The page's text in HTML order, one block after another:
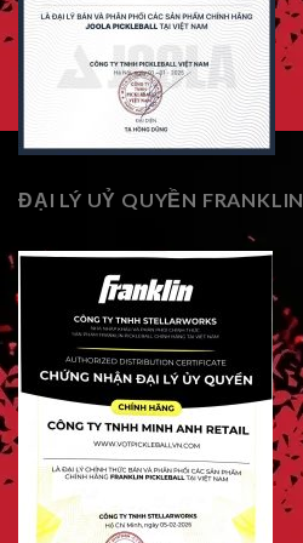
ĐẠI LÝ UỶ QUYỀN FRANKLIN